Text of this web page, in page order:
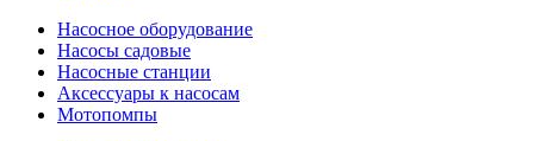
Насосное оборудование
Насосы садовые
Насосные станции
Аксессуары к насосам
Мотопомпы